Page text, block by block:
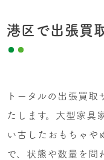
港区で出張買
トータルの出張買取
たします。大型家具
い古したおもちゃや
で、状態や数量を問